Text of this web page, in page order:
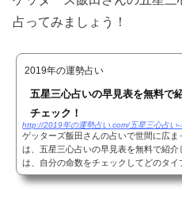
占ってみましょう！
2019年の運勢占い
五星三心占いの早見表を無料で
チェック！
http://2019年の運勢占い.com/五星三心占い
ゲッターズ飯田さんの占いで世間に広
は、五星三心占いの早見表を無料で紹
は、自分の命数をチェックしてどのタ
では、早速命数とタイプを調べていきま